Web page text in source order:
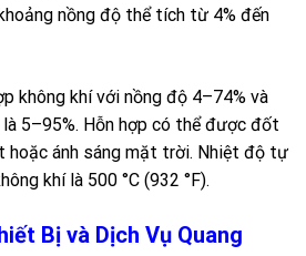
nồng độ thể tích từ 4% đến
không khí với nồng độ 4–74% và
5–95%. Hỗn hợp có thể được đốt
hoặc ánh sáng mặt trời. Nhiệt độ tự
khí là 500 °C (932 °F).
Bị và Dịch Vụ Quang